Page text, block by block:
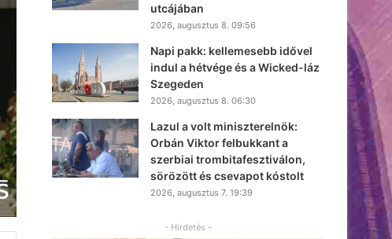
utcájában
2026, augusztus 8. 09:56
Napi pakk: kellemesebb idővel
indul a hétvége és a Wicked-láz
Szegeden
2026, augusztus 8. 06:30
Lazul a volt miniszterelnök:
Orbán Viktor felbukkant a
szerbiai trombitafesztiválon,
sörözött és csevapot kóstolt
2026, augusztus 7. 19:39
- Hirdetés -